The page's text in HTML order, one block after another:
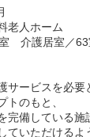
老人ホーム
室 介護居室／63
サービスを必
トのもと、
完備している施
ていただけるよ